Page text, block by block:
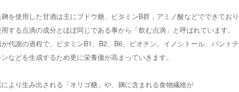
を使用した甘酒は主にブドウ糖、ビタミンB群，アミノ酸などでできており
する点滴の成分とほぼ同じである事から「飲む点滴」と呼ばれています。
が代謝の過程で、ビタミンB1、B2、B6、ビオチン、イノシトール、パント
などを生成するため更に栄養価が高まっていきます。
より生み出される「オリゴ糖」や、麹に含まれる食物繊維が